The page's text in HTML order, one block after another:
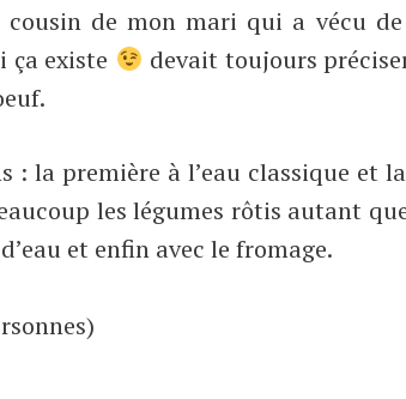
de mon mari qui a vécu
ça existe
devait toujours
la première à l’eau classique et
les légumes rôtis autant
et enfin avec le fromage.